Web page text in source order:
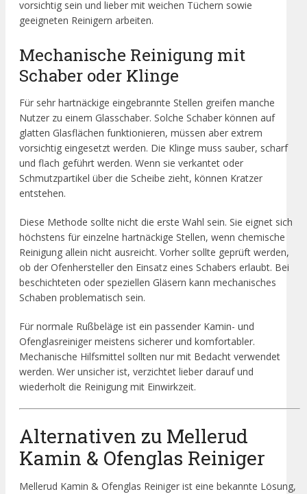
vorsichtig sein und lieber mit weichen Tüchern sowie
geeigneten Reinigern arbeiten.
Mechanische Reinigung mit
Schaber oder Klinge
Für sehr hartnäckige eingebrannte Stellen greifen manche
Nutzer zu einem Glasschaber. Solche Schaber können auf
glatten Glasflächen funktionieren, müssen aber extrem
vorsichtig eingesetzt werden. Die Klinge muss sauber, scharf
und flach geführt werden. Wenn sie verkantet oder
Schmutzpartikel über die Scheibe zieht, können Kratzer
entstehen.
Diese Methode sollte nicht die erste Wahl sein. Sie eignet sich
höchstens für einzelne hartnäckige Stellen, wenn chemische
Reinigung allein nicht ausreicht. Vorher sollte geprüft werden,
ob der Ofenhersteller den Einsatz eines Schabers erlaubt. Bei
beschichteten oder speziellen Gläsern kann mechanisches
Schaben problematisch sein.
Für normale Rußbeläge ist ein passender Kamin- und
Ofenglasreiniger meistens sicherer und komfortabler.
Mechanische Hilfsmittel sollten nur mit Bedacht verwendet
werden. Wer unsicher ist, verzichtet lieber darauf und
wiederholt die Reinigung mit Einwirkzeit.
Alternativen zu Mellerud
Kamin & Ofenglas Reiniger
Mellerud Kamin & Ofenglas Reiniger ist eine bekannte Lösung,